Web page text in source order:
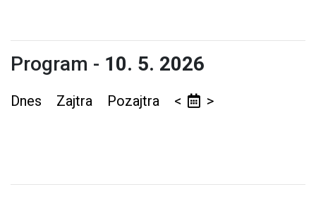
Program - 10. 5. 2026
Dnes Zajtra Pozajtra < >